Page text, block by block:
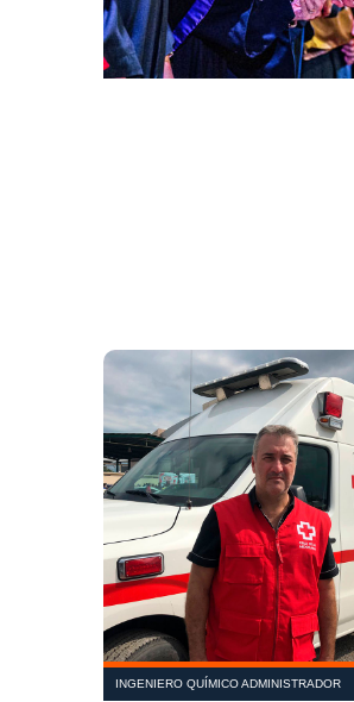
INGENIERO QUÍMICO ADMINISTRADOR